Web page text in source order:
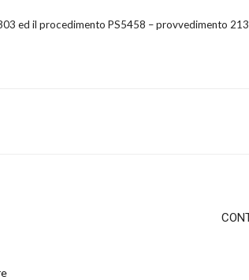
ed il procedimento PS5458 – provvedimento